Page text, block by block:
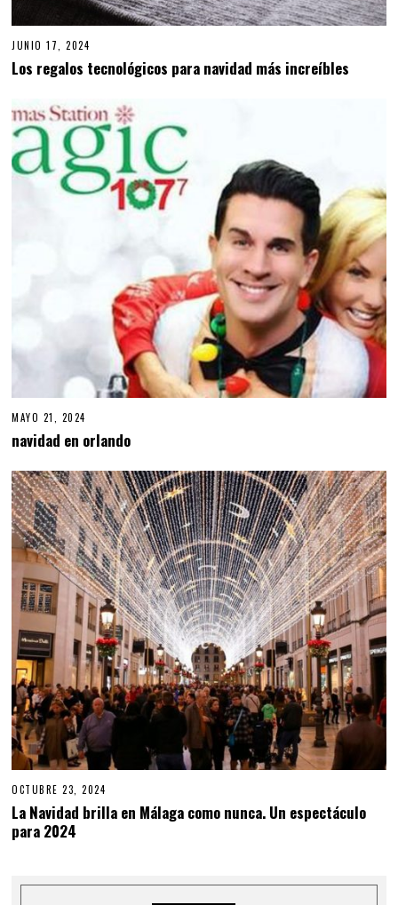
JUNIO 17, 2024
N
1
7
,
2
0
2
4
Los regalos tecnológicos para navidad más increíbles
MAYO 21, 2024
Y
2
1
,
2
0
2
4
navidad en orlando
OCTUBRE 23, 2024
La Navidad brilla en Málaga como nunca. Un espectáculo
para 2024